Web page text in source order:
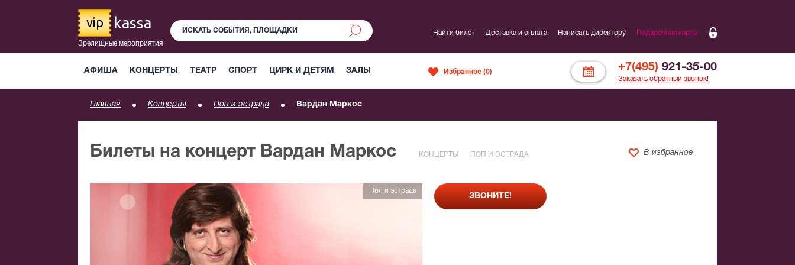
vip kassa
Зрелищные мероприятия
АФИША КОНЦЕРТЫ ТЕАТР СПОРТ ЦИРК И ДЕТЯМ ЗАЛЫ
Найти билет Доставка и оплата Написать директору Подарочная карта
+7(495) 921-35-00
Заказать обратный звонок!
Избранное (0)
Главная Концерты Поп и эстрада Вардан Маркос
Билеты на концерт Вардан Маркос КОНЦЕРТЫ ПОП И ЭСТРАДА В избранное
Поп и эстрада
ЗВОНИТЕ!